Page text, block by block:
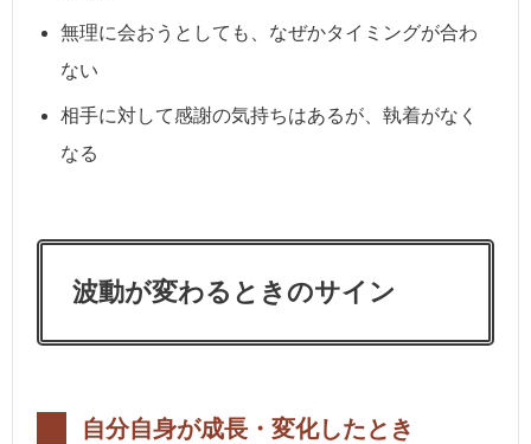
無理に会おうとしても、なぜかタイミングが合わ
ない
相手に対して感謝の気持ちはあるが、執着がなく
なる
波動が変わるときのサイン
自分自身が成長・変化したとき